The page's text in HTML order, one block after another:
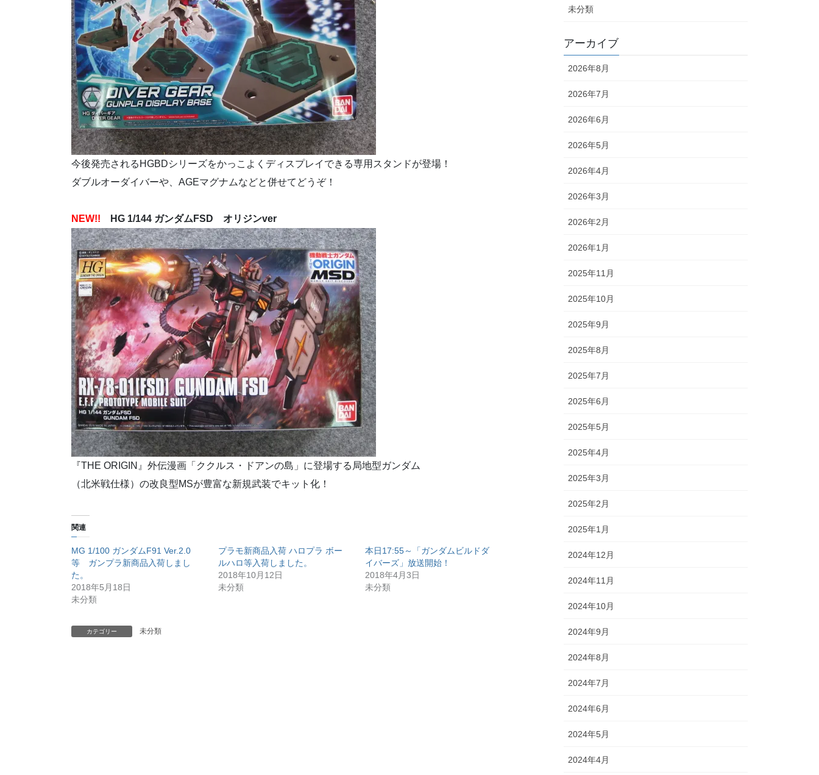
今後発売されるHGBDシリーズをかっこよくディスプレイできる専用スタンドが登場！
ダブルオーダイバーや、AGEマグナムなどと併せてどうぞ！
NEW!! HG 1/144 ガンダムFSD オリジンver
『THE ORIGIN』外伝漫画「ククルス・ドアンの島」に登場する局地型ガンダム
（北米戦仕様）の改良型MSが豊富な新規武装でキット化！
関連
MG 1/100 ガンダムF91 Ver.2.0
等 ガンプラ新商品入荷しまし
た。
2018年5月18日
未分類
プラモ新商品入荷 ハロプラ ボー
ルハロ等入荷しました。
2018年10月12日
未分類
本日17:55～「ガンダムビルドダ
イバーズ」放送開始！
2018年4月3日
未分類
カテゴリー 未分類
未分類
アーカイブ
2026年8月
2026年7月
2026年6月
2026年5月
2026年4月
2026年3月
2026年2月
2026年1月
2025年11月
2025年10月
2025年9月
2025年8月
2025年7月
2025年6月
2025年5月
2025年4月
2025年3月
2025年2月
2025年1月
2024年12月
2024年11月
2024年10月
2024年9月
2024年8月
2024年7月
2024年6月
2024年5月
2024年4月